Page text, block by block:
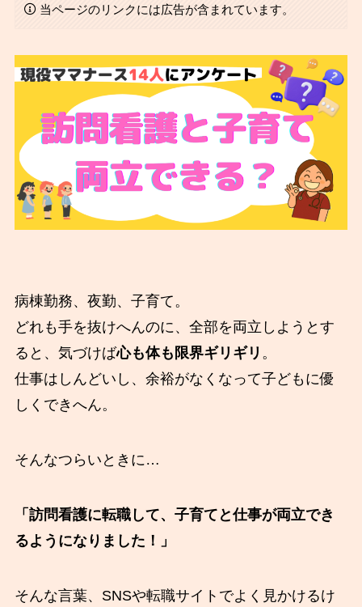
当ページのリンクには広告が含まれています。
病棟勤務、夜勤、子育て。
どれも手を抜けへんのに、全部を両立しようとす
ると、気づけば心も体も限界ギリギリ 。
仕事はしんどいし、余裕がなくなって子どもに優
しくできへん。
そんなつらいときに…
「訪問看護に転職して、子育てと仕事が両立でき
るようになりました！」
そんな言葉、SNSや転職サイトでよく見かけるけ